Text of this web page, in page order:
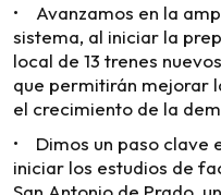
• Avanzamos en la
sistema, al iniciar la
local de 13 trenes
que permitirán mejorar
el crecimiento de la
• Dimos un paso clave
iniciar los estudios de